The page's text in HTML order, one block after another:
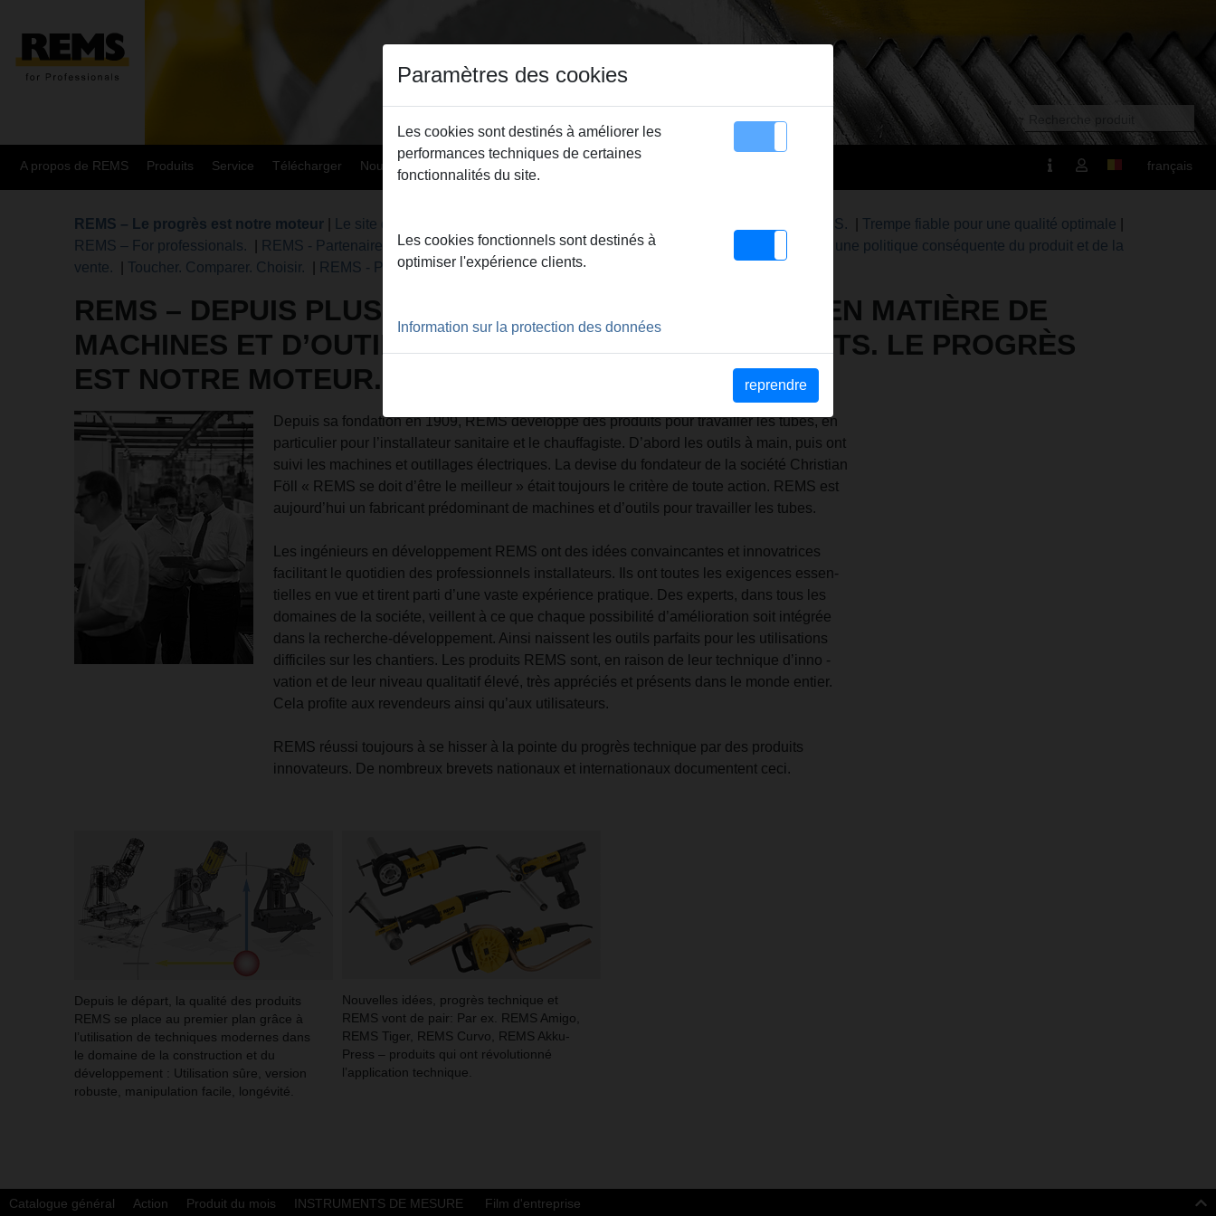
A propos de REMS Produits Service Télécharger Nouveautés Sitemap Contact français
REMS – Le progrès est notre moteur Le site de production ultra-moderne – Garant pour les produits de qualité REMS. Trempe fiable pour une qualité optimale
REMS – For professionals.
REMS - Partenaire des revendeurs spécialisés|REMS – Efficacité sur le marché grâce à une politique conséquente du produit et de la
vente.
Toucher. Comparer. Choisir. REMS - Partout sur place
REMS – DEPUIS PLUS DE 110 ANS, UNE RÉFÉRENCE EN MATIÈRE DE
MACHINES ET D’OUTILS PERFORMANTS ET INNOVANTS. LE PROGRÈS
EST NOTRE MOTEUR.
Depuis sa fondation en 1909, REMS développe des produits pour travailler les tubes, en
particulier pour l’installateur sanitaire et le chauffagiste. D’abord les outils à main, puis ont
suivi les machines et outillages électriques. La devise du fondateur de la société Christian
Föll « REMS se doit d’être le meilleur » était toujours le critère de toute action. REMS est
aujourd’hui un fabricant prédominant de machines et d’outils pour travailler les tubes.
Les ingénieurs en développement REMS ont des idées convaincantes et innovatrices
facilitant le quotidien des professionnels installateurs. Ils ont toutes les exigences essen­
tielles en vue et tirent parti d’une vaste expérience pratique. Des experts, dans tous les
domaines de la sociéte, veillent à ce que chaque possibilité d’amélioration soit intégrée
dans la recherche-développement. Ainsi naissent les outils parfaits pour les utilisations
difficiles sur les chantiers. Les produits REMS sont, en raison de leur technique d’inno ­
vation et de leur niveau qualitatif élevé, très appréciés et présents dans le monde entier.
Cela profite aux revendeurs ainsi qu’aux utilisateurs.
REMS réussi toujours à se hisser à la pointe du progrès technique par des produits
innovateurs. De nombreux brevets nationaux et internationaux documentent ceci.
Depuis le départ, la qualité des produits
REMS se place au premier plan grâce à
l’utilisation de techniques modernes dans
le domaine de la construction et du
développement : Utilisation sûre, version
robuste, manipulation facile, longévité.
Nouvelles idées, progrès technique et
REMS vont de pair: Par ex. REMS Amigo,
REMS Tiger, REMS Curvo, REMS Akku-
Press – produits qui ont révolutionné
l’application technique.
Catalogue général Action Produit du mois INSTRUMENTS DE MESURE Film d'entreprise
Paramètres des cookies
Les cookies sont destinés à améliorer les
performances techniques de certaines
fonctionnalités du site.
Les cookies fonctionnels sont destinés à
optimiser l'expérience clients.
Information sur la protection des données
reprendre